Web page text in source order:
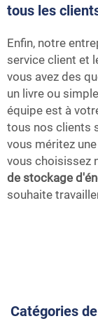
tous les
Enfin, notre
service client et
vous avez des
un livre ou
équipe est à
tous nos clients
vous méritez
vous choisissez
de stockage
souhaite
Catégories